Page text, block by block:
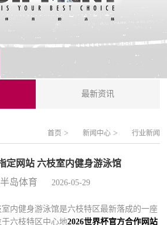
最新资讯
首页 > 新闻中心 > 行业新闻
定网站 六枝室内健身游泳馆
半岛体育 2026-05-29
内健身游泳馆是六枝特区最新落成的一座
六枝特区中心地2026世界杯官方合作网站